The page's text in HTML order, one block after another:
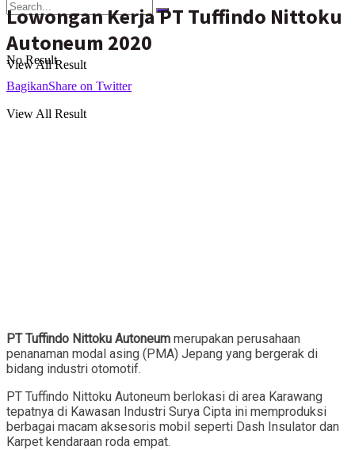
No Result
View All Result
No Result
View All Result
Lowongan Kerja PT Tuffindo Nittoku
Autoneum 2020
BagikanShare on Twitter
PT Tuffindo Nittoku Autoneum merupakan perusahaan
penanaman modal asing (PMA) Jepang yang bergerak di
bidang industri otomotif.
PT Tuffindo Nittoku Autoneum berlokasi di area Karawang
tepatnya di Kawasan Industri Surya Cipta ini memproduksi
berbagai macam aksesoris mobil seperti Dash Insulator dan
Karpet kendaraan roda empat.